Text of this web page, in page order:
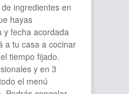
ingredientes en
hayas
y fecha acordada
a tu casa a cocinar
tiempo fijado.
y en 3
el menú